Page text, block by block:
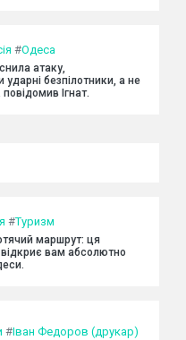
#Одеса
атаку,
безпілотники, а не
повідомив Ігнат.
#Туризм
маршрут: ця
вам абсолютно
#Іван Федоров (друкар)